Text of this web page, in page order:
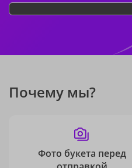
Почему мы?
Фото букета перед